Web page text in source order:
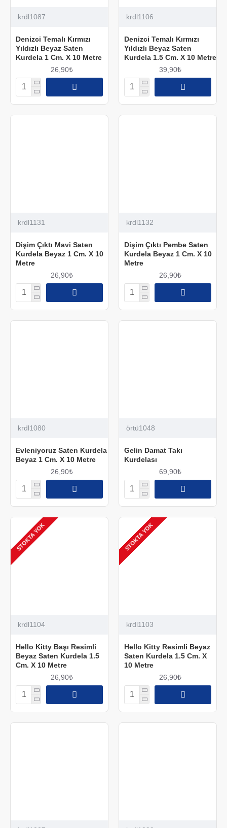
krdl1087
Denizci Temalı Kırmızı
Yıldızlı Beyaz Saten
Kurdela 1 Cm. X 10 Metre
26,90₺
krdl1106
Denizci Temalı Kırmızı
Yıldızlı Beyaz Saten
Kurdela 1.5 Cm. X 10 Metre
39,90₺
krdl1131
Dişim Çıktı Mavi Saten
Kurdela Beyaz 1 Cm. X 10
Metre
26,90₺
krdl1132
Dişim Çıktı Pembe Saten
Kurdela Beyaz 1 Cm. X 10
Metre
26,90₺
krdl1080
Evleniyoruz Saten Kurdela
Beyaz 1 Cm. X 10 Metre
26,90₺
örtü1048
Gelin Damat Takı
Kurdelası
69,90₺
STOKTA YOK
krdl1104
Hello Kitty Başı Resimli
Beyaz Saten Kurdela 1.5
Cm. X 10 Metre
26,90₺
STOKTA YOK
krdl1103
Hello Kitty Resimli Beyaz
Saten Kurdela 1.5 Cm. X
10 Metre
26,90₺